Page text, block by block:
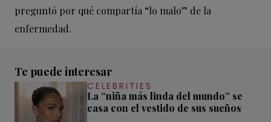
preguntó por qué compartía “lo malo” de la
enfermedad.
Te puede interesar
CELEBRITIES
La “niña más linda del mundo” se
casa con el vestido de sus sueños